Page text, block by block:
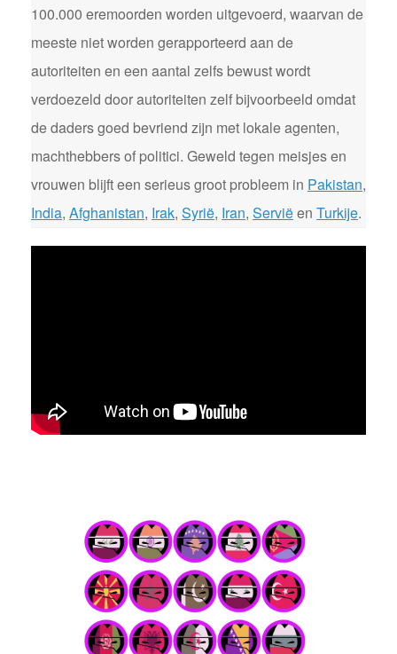
100.000 eremoorden worden uitgevoerd, waarvan de
meeste niet worden gerapporteerd aan de
autoriteiten en een aantal zelfs bewust wordt
verdoezeld door autoriteiten zelf bijvoorbeeld omdat
de daders goed bevriend zijn met lokale agenten,
machthebbers of politici. Geweld tegen meisjes en
vrouwen blijft een serieus groot probleem in Pakistan,
India, Afghanistan, Irak, Syrië, Iran, Serviëen Turkije.